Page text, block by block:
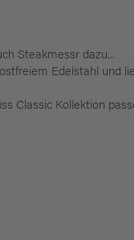
Steakmessr dazu...
Edelstahl und
Classic Kollektion